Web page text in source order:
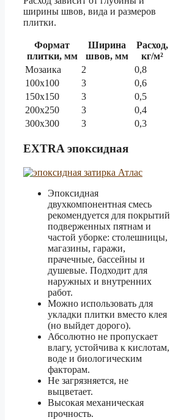
ширины швов, вида и размеров
плитки.
Формат
плитки, мм
Ширина
швов, мм
Расход,
кг/м²
Мозаика
2
0,8
100х100
3
0,6
150х150
3
0,5
200х250
3
0,4
300х300
3 0,3
EXTRA эпоксидная
Эпоксидная
двухкомпонентная смесь
рекомендуется для покрытий
подверженных пятнам и
частой уборке: столешницы,
магазины, гаражи,
прачечные, бассейны и
душевые. Подходит для
наружных и внутренних
работ.
Можно использовать для
укладки плитки вместо клея
(но выйдет дорого).
Абсолютно не пропускает
влагу, устойчива к кислотам,
воде и биологическим
факторам.
Не загрязняется, не
выцветает.
Высокая механическая
прочность.